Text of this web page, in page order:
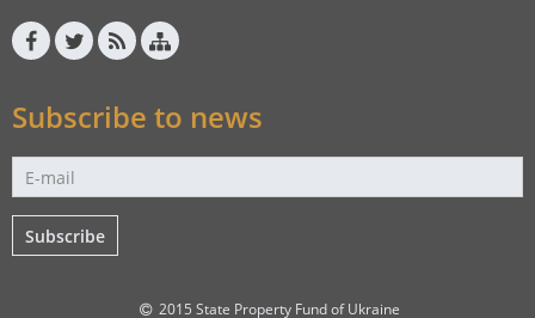
Subscribe to news
Subscribe
2015 State Property Fund of Ukraine